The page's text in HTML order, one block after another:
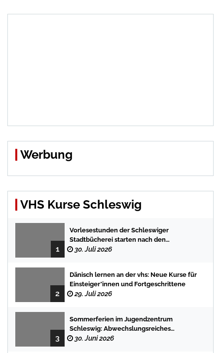
Werbung
VHS Kurse Schleswig
1
Vorlesestunden der Schleswiger
Stadtbücherei starten nach den
Sommerferien mit spannenden
30. Juli 2026
2
Dänisch lernen an der vhs: Neue Kurse für
Einsteiger*innen und Fortgeschrittene
29. Juli 2026
3
Sommerferien im Jugendzentrum
Schleswig: Abwechslungsreiches
Programm für Kinder und Jugendliche
30. Juni 2026